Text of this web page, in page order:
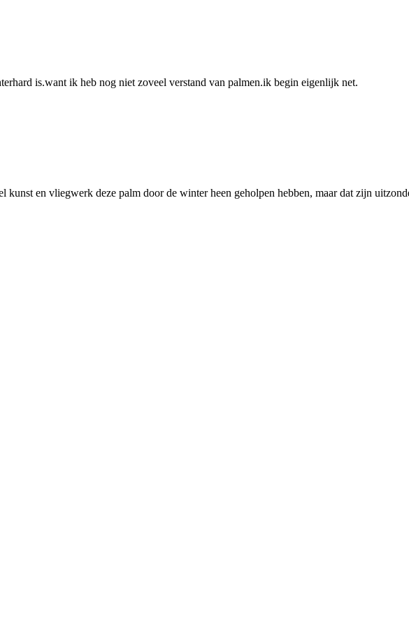
is.want ik heb nog niet zoveel verstand van palmen.ik begin eigenlijk net.
kunst en vliegwerk deze palm door de winter heen geholpen hebben, maar dat zijn